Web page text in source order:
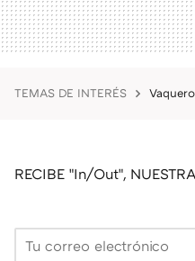
TEMAS DE INTERÉS
RECIBE "In/Out",